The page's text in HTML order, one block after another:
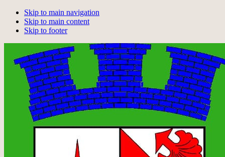
Skip to main navigation
Skip to main content
Skip to footer